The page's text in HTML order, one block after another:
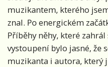
muzikantem, kterého
znal. Po energickém
Příběhy něhy, které
vystoupení bylo jasné, že
muzikanta i autora, který